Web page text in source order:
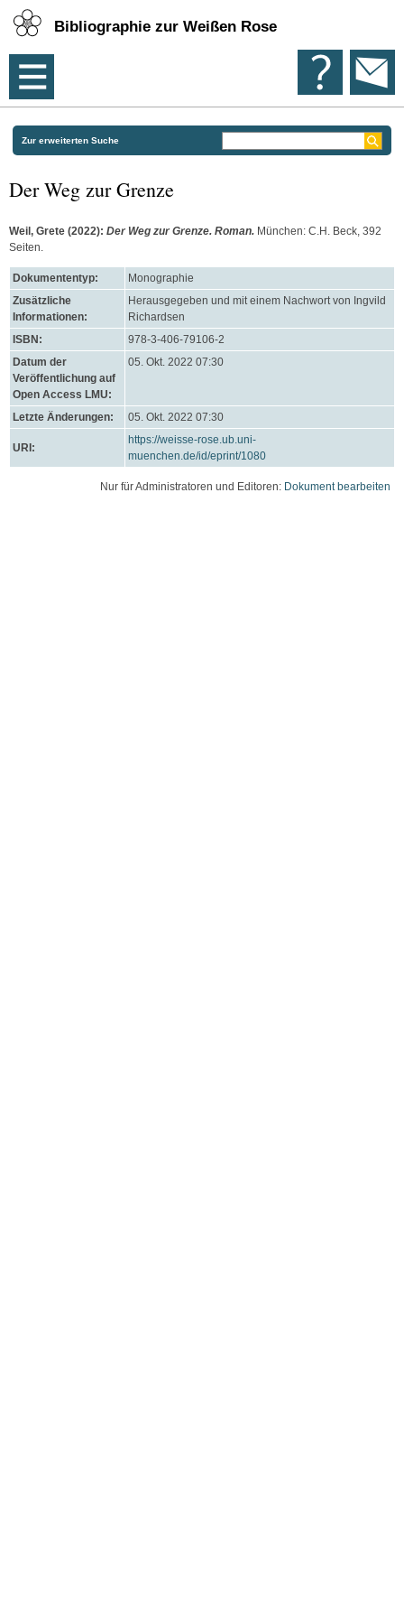
Bibliographie zur Weißen Rose
Zur erweiterten Suche
Der Weg zur Grenze
Weil, Grete (2022): Der Weg zur Grenze. Roman. München: C.H. Beck, 392
Seiten.
Dokumententyp:
Monographie
Zusätzliche
Informationen:
Herausgegeben und mit einem Nachwort von Ingvild
Richardsen
ISBN:
978-3-406-79106-2
Datum der
Veröffentlichung auf
Open Access LMU:
05. Okt. 2022 07:30
Letzte Änderungen: 05. Okt. 2022 07:30
URI:
https://weisse-rose.ub.uni-
muenchen.de/id/eprint/1080
Nur für Administratoren und Editoren: Dokument bearbeiten